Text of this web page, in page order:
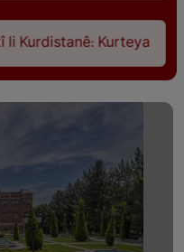
Kurteya pêşveçûna